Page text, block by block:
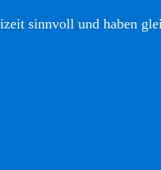
sinnvoll und haben